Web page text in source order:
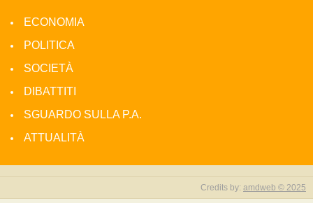
ECONOMIA
POLITICA
SOCIETÀ
DIBATTITI
SGUARDO SULLA P.A.
ATTUALITÀ
Credits by: amdweb © 2025